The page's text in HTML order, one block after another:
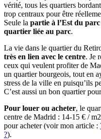
vérité, tous les quartiers
trop centraux pour être
Seule la partie à l’Est du
quartier liée au parc.
La vie dans le quartier du
très en lien avec le centre. Je
ceux qui veulent profiter de
un quartier bourgeois, tout en
stress de la ville en puisqu’ils
C’est aussi un bon quartier
Pour louer ou acheter, le
centre de Madrid : 14-15 € /
pour acheter (voir mon article :
?).